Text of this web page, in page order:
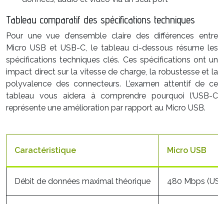
Tableau comparatif des spécifications techniques
Pour une vue d’ensemble claire des différences entre
Micro USB et USB-C, le tableau ci-dessous résume les
spécifications techniques clés. Ces spécifications ont un
impact direct sur la vitesse de charge, la robustesse et la
polyvalence des connecteurs. L’examen attentif de ce
tableau vous aidera à comprendre pourquoi l’USB-C
représente une amélioration par rapport au Micro USB.
Caractéristique Micro USB
Débit de données maximal théorique 480 Mbps